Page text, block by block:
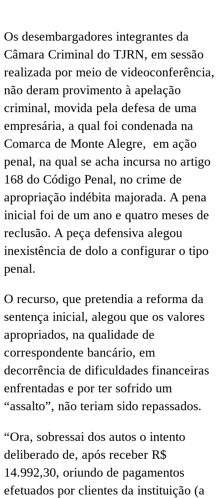
Os desembargadores integrantes da
Câmara Criminal do TJRN, em sessão
realizada por meio de videoconferência,
não deram provimento à apelação
criminal, movida pela defesa de uma
empresária, a qual foi condenada na
Comarca de Monte Alegre, em ação
penal, na qual se acha incursa no artigo
168 do Código Penal, no crime de
apropriação indébita majorada. A pena
inicial foi de um ano e quatro meses de
reclusão. A peça defensiva alegou
inexistência de dolo a configurar o tipo
penal.
O recurso, que pretendia a reforma da
sentença inicial, alegou que os valores
apropriados, na qualidade de
correspondente bancário, em
decorrência de dificuldades financeiras
enfrentadas e por ter sofrido um
“assalto”, não teriam sido repassados.
“Ora, sobressai dos autos o intento
deliberado de, após receber R$
14.992,30, oriundo de pagamentos
efetuados por clientes da instituição (a